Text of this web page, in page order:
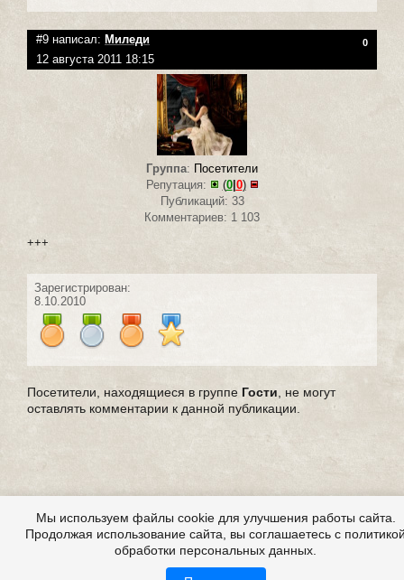
#9 написал: Миледи 0
12 августа 2011 18:15
Группа: Посетители
Репутация:
(0| 0)
Публикаций: 33
Комментариев: 1 103
+++
Зарегистрирован:
8.10.2010
Посетители, находящиеся в группе Гости, не могут
оставлять комментарии к данной публикации.
Мы используем файлы cookie для улучшения работы сайта.
Продолжая использование сайта, вы соглашаетесь с
обработки персональных данных.